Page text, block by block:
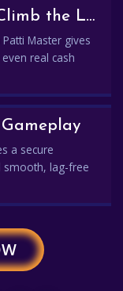
💰 Win Real Rewards and Climb the Leaderboard
Master gives
real cash
Gameplay
a secure
smooth, lag-free